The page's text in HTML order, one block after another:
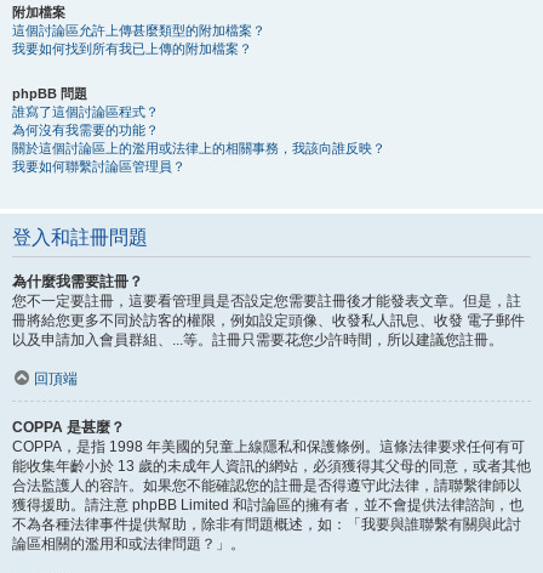
附加檔案
這個討論區允許上傳甚麼類型的附加檔案？
我要如何找到所有我已上傳的附加檔案？
phpBB 問題
誰寫了這個討論區程式？
為何沒有我需要的功能？
關於這個討論區上的濫用或法律上的相關事務，我該向誰反映？
我要如何聯繫討論區管理員？
登入和註冊問題
為什麼我需要註冊？
您不一定要註冊，這要看管理員是否設定您需要註冊後才能發表文章。但是，註
冊將給您更多不同於訪客的權限，例如設定頭像、收發私人訊息、收發 電子郵件
以及申請加入會員群組、...等。註冊只需要花您少許時間，所以建議您註冊。
回頂端
COPPA 是甚麼？
COPPA，是指 1998 年美國的兒童上線隱私和保護條例。這條法律要求任何有可
能收集年齡小於 13 歲的未成年人資訊的網站，必須獲得其父母的同意，或者其他
合法監護人的容許。如果您不能確認您的註冊是否得遵守此法律，請聯繫律師以
獲得援助。請注意 phpBB Limited 和討論區的擁有者，並不會提供法律諮詢，也
不為各種法律事件提供幫助，除非有問題概述，如：「我要與誰聯繫有關與此討
論區相關的濫用和或法律問題？」。